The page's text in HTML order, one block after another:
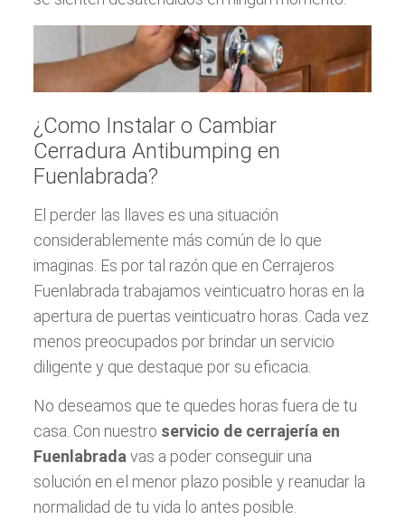
¿Como Instalar o Cambiar
Cerradura Antibumping en
Fuenlabrada?
El perder las llaves es una situación
considerablemente más común de lo que
imaginas. Es por tal razón que en Cerrajeros
Fuenlabrada trabajamos veinticuatro horas en la
apertura de puertas veinticuatro horas. Cada vez
menos preocupados por brindar un servicio
diligente y que destaque por su eficacia.
No deseamos que te quedes horas fuera de tu
casa. Con nuestro servicio de cerrajería en
Fuenlabrada vas a poder conseguir una
solución en el menor plazo posible y reanudar la
normalidad de tu vida lo antes posible.